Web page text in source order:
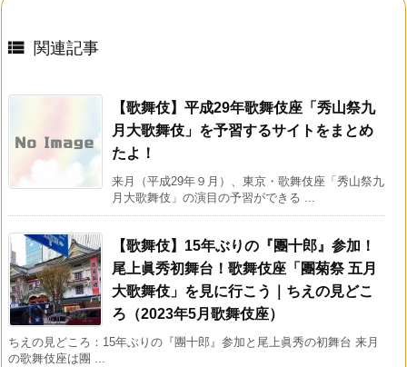
 関連記事
【歌舞伎】平成29年歌舞伎座「秀山祭九
月大歌舞伎」を予習するサイトをまとめ
たよ！
来月（平成29年９月）、東京・歌舞伎座「秀山祭九
月大歌舞伎」の演目の予習ができる ...
【歌舞伎】15年ぶりの『團十郎』参加！
尾上眞秀初舞台！歌舞伎座「團菊祭 五月
大歌舞伎」を見に行こう｜ちえの見どこ
ろ（2023年5月歌舞伎座）
ちえの見どころ：15年ぶりの『團十郎』参加と尾上眞秀の初舞台 来月
の歌舞伎座は團 ...